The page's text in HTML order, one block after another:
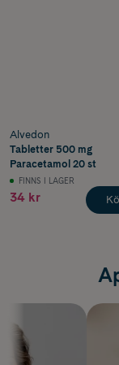
Alvedon
Tabletter 500 mg
Paracetamol 20 st
FINNS I LAGER
34 kr